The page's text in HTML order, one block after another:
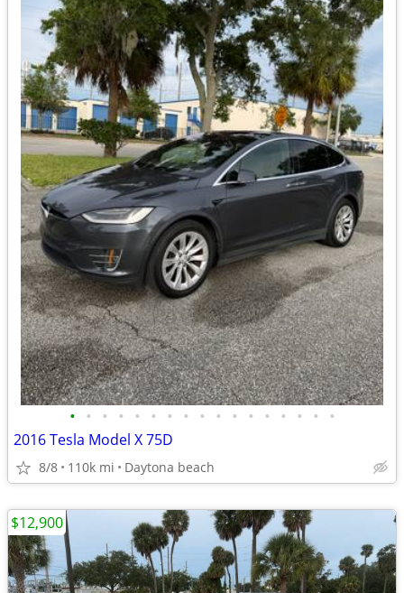
• • • • • • • • • • • • • • • • •
2016 Tesla Model X 75D
8/8 110k mi Daytona beach
$12,900